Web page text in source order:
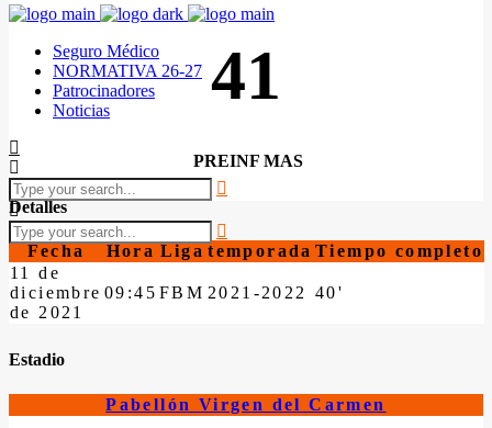
Seguro Médico
NORMATIVA 26-27
Patrocinadores
Noticias
41
PREINF MAS
Detalles
Fecha Hora Liga temporada Tiempo completo
11 de
diciembre
de 2021
09:45 FBM 2021-2022 40'
Estadio
Pabellón Virgen del Carmen